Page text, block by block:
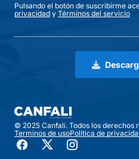
Pulsando el botón de suscribirme
privacidad y Términos del servicio
© 2025 Canfali. Todos los derechos
Terminos de usoPolítica de